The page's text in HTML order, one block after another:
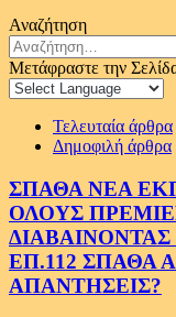
Αναζήτηση
Αναζήτηση
για:
Μετάφραστε την
Τελευταία άρθρα
Δημοφιλή άρθρα
ΣΠΑΘΑ ΝΕΑ
ΟΛΟΥΣ
ΕΠ.112 ΣΠΑΘΑ
ΑΠΑΝΤΗΣΕΙΣ?